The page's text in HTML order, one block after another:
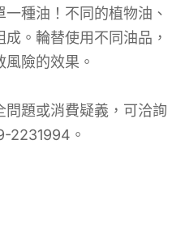
種油！不同的植物油、
。輪替使用不同油品，
險的效果。
問題或消費疑義，可洽詢
2231994。